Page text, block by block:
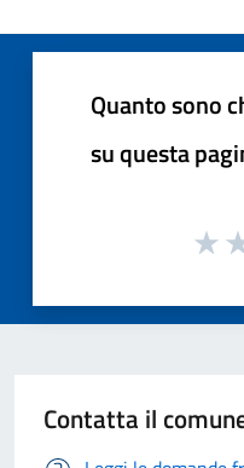
Quanto sono
su questa
Contatta il